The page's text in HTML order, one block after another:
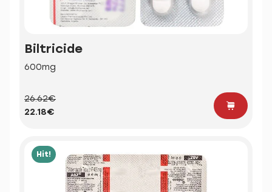
Biltricide
600mg
26.62€
22.18€
Hit!